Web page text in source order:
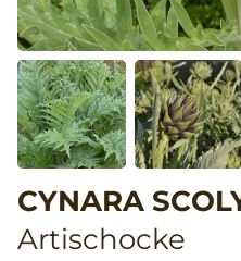
CYNARA
Artischocke